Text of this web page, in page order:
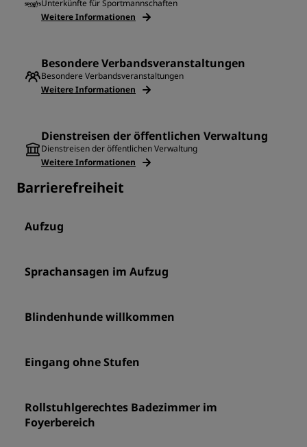
Unterkünfte für Sportmannschaften
Weitere Informationen
Besondere Verbandsveranstaltungen
Besondere Verbandsveranstaltungen
Weitere Informationen
Dienstreisen der öffentlichen Verwaltung
Dienstreisen der öffentlichen Verwaltung
Weitere Informationen
Barrierefreiheit
Aufzug
Sprachansagen im Aufzug
Blindenhunde willkommen
Eingang ohne Stufen
Rollstuhlgerechtes Badezimmer im
Foyerbereich